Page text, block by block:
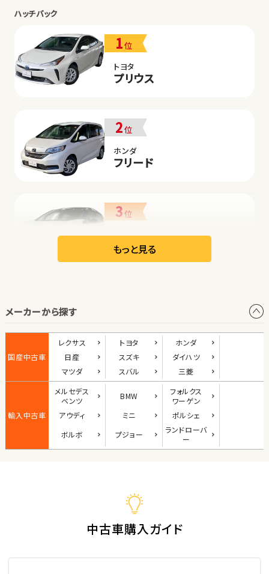
ハッチバック
1位
トヨタ
プリウス
2位
ホンダ
フリード
3位
日産
リーフ
1位
ダイハツ
コペン
2
ロードスター
ホンダ
S660
もっと見る
メーカーから探す
国産中古車
レクサス トヨタ
ホンダ
日産
スズキ
ダイハツ
マツダ
スバル 三菱
輸入中古車
メルセデス
ベンツ
BMW
フォルクス
ワーゲン
アウディ
ミニ
ポルシェ
ボルボ
プジョー ランドローバ
ー
中古車購入ガイド